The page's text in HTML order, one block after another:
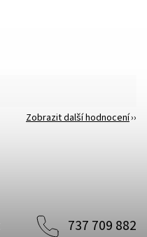
Zobrazit další hodnocení
737 709 882